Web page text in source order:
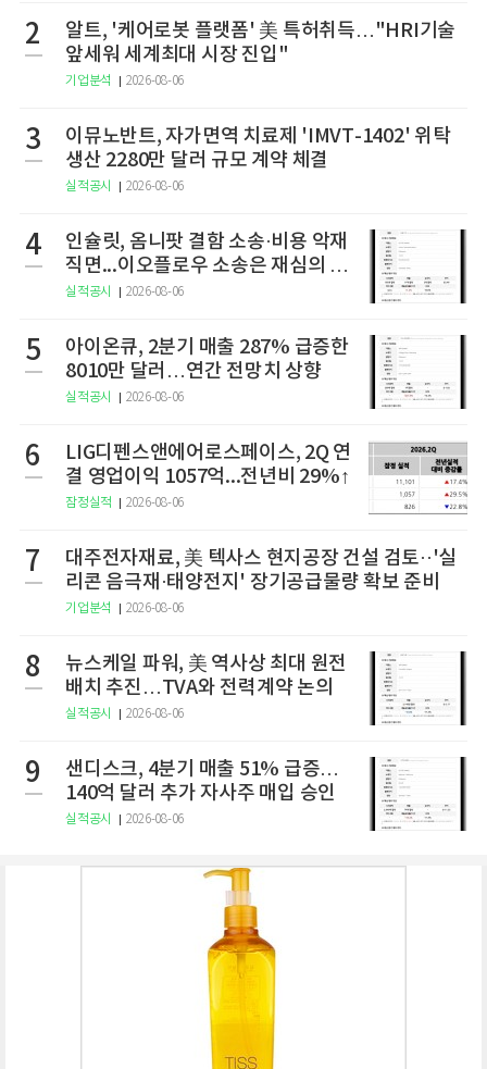
2
알트, '케어로봇 플랫폼' 美 특허취득…"HRI기술
앞세워 세계최대 시장 진입"
기업분석 2026-08-06
3
이뮤노반트, 자가면역 치료제 'IMVT-1402' 위탁
생산 2280만 달러 규모 계약 체결
실적공시 2026-08-06
4
인슐릿, 옴니팟 결함 소송·비용 악재
직면...이오플로우 소송은 재심의 청
구
실적공시 2026-08-06
5
아이온큐, 2분기 매출 287% 급증한
8010만 달러…연간 전망치 상향
실적공시 2026-08-06
6
LIG디펜스앤에어로스페이스, 2Q 연
결 영업이익 1057억...전년비 29%↑
잠정실적 2026-08-06
7
대주전자재료, 美 텍사스 현지공장 건설 검토··'실
리콘 음극재·태양전지' 장기공급물량 확보 준비
기업분석 2026-08-06
8
뉴스케일 파워, 美 역사상 최대 원전
배치 추진…TVA와 전력계약 논의
실적공시 2026-08-06
9
샌디스크, 4분기 매출 51% 급증…
140억 달러 추가 자사주 매입 승인
실적공시 2026-08-06